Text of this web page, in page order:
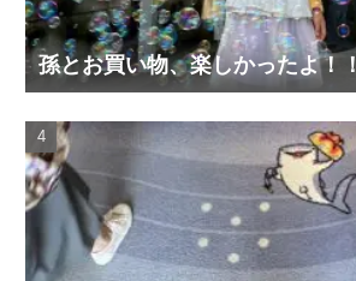
孫とお買い物、楽しかったよ！！